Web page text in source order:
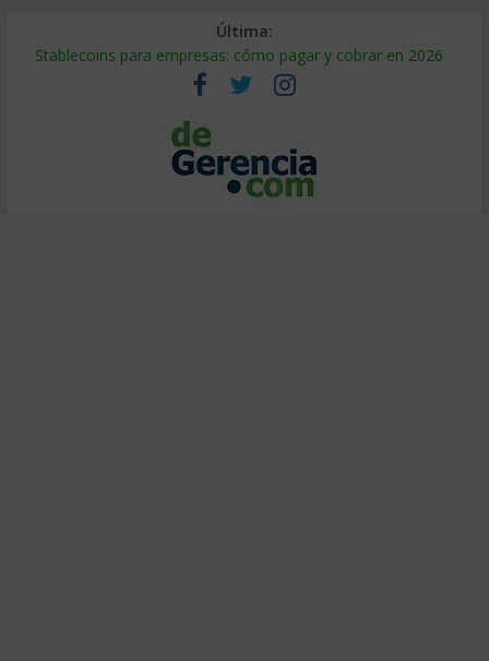
Última:
Stablecoins para empresas: cómo pagar y cobrar en 2026
Despido silencioso: qué es y por qué sale tan caro
IA en selección de personal: cómo auditarla a tiempo
Trabajo forzoso en la cadena de suministro: qué hacer
Mercado hispano de EE. UU.: cómo segmentarlo y venderle